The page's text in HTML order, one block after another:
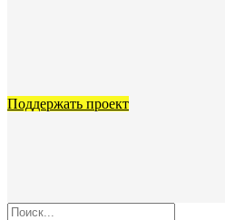
Поддержать проект